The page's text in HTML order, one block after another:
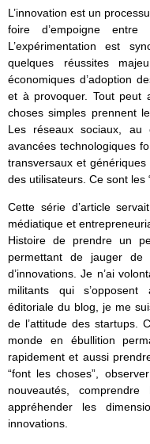
L’innovation est un
foire d’empoigne
L’expérimentation est
quelques réussites
économiques d’adoption
et à provoquer. Tout peut
choses simples prennent
Les réseaux sociaux, au
avancées technologiques
transversaux et
des utilisateurs. Ce sont les
Cette série d’article
médiatique et
Histoire de prendre un
permettant de jauger de
d’innovations. Je n’ai
militants qui
éditoriale du blog, je me
de l’attitude des startups.
monde en ébullition
rapidement et aussi
“font les choses”,
nouveautés,
appréhender les
innovations.